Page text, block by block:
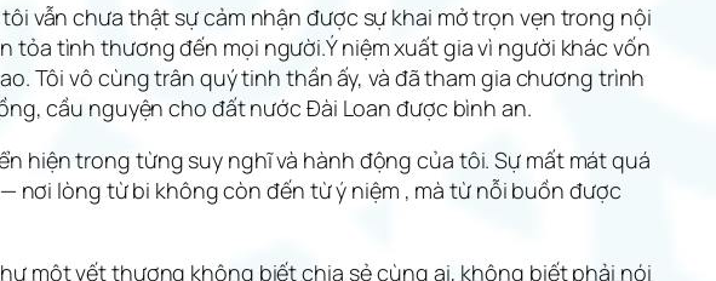
vẫn chưa thật sự cảm nhận được sự khai mở trọn vẹn trong nội
tình thương đến mọi người.Ý niệm xuất gia vì người khác vốn
Tôi vô cùng trân quý tinh thần ấy, và đã tham gia chương trình
cầu nguyện cho đất nước Đài Loan được bình an.
hiện trong từng suy nghĩ và hành động của tôi. Sự mất mát quá
nơi lòng từ bi không còn đến từ ý niệm , mà từ nỗi buồn được
một vết thương không biết chia sẻ cùng ai, không biết phải nói